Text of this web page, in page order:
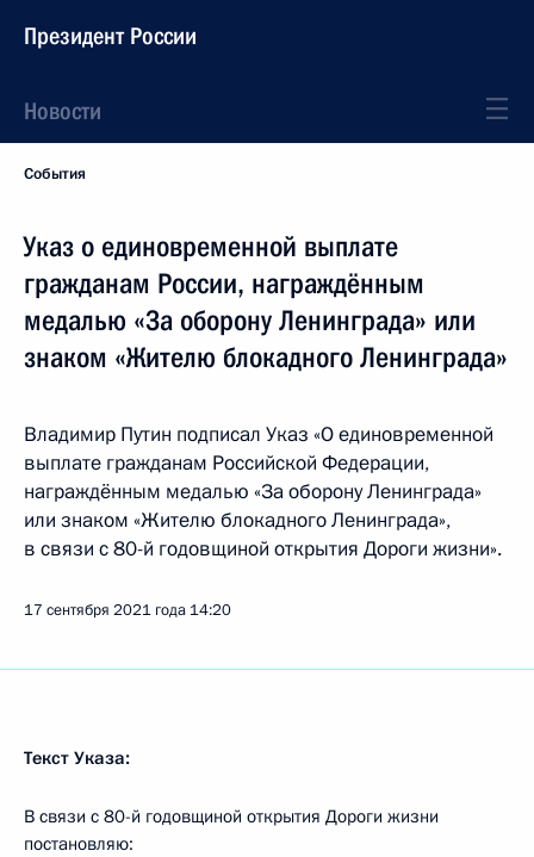
Президент России
Новости
События
Указ о единовременной выплате
гражданам России, награждённым
медалью «За оборону Ленинграда» или
знаком «Жителю блокадного Ленинграда»
Владимир Путин подписал Указ «О единовременной
выплате гражданам Российской Федерации,
награждённым медалью «За оборону Ленинграда»
или знаком «Жителю блокадного Ленинграда»,
в связи с 80-й годовщиной открытия Дороги жизни».
17 сентября 2021 года 14:20
Текст Указа:
В связи с 80-й годовщиной открытия Дороги жизни
постановляю: